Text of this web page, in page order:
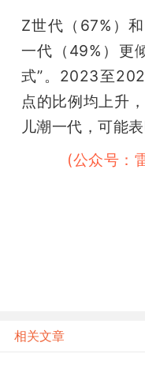
Z世代（67%）
一代（49%）更
式”。2023至
点的比例均上升
儿潮一代，可能
(公众号：
相关文章